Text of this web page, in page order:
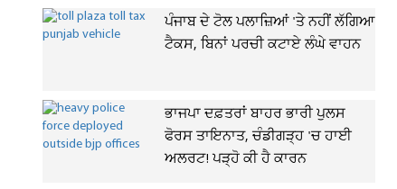
ਪੰਜਾਬ ਦੇ ਟੋਲ ਪਲਾਜ਼ਿਆਂ 'ਤੇ ਨਹੀਂ ਲੱਗਿਆ
ਟੈਕਸ, ਬਿਨਾਂ ਪਰਚੀ ਕਟਾਏ ਲੰਘੇ ਵਾਹਨ
ਭਾਜਪਾ ਦਫ਼ਤਰਾਂ ਬਾਹਰ ਭਾਰੀ ਪੁਲਸ
ਫੋਰਸ ਤਾਇਨਾਤ, ਚੰਡੀਗੜ੍ਹ 'ਚ ਹਾਈ
ਅਲਰਟ! ਪੜ੍ਹੋ ਕੀ ਹੈ ਕਾਰਨ